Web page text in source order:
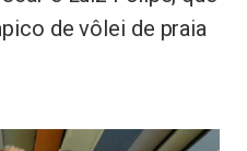
de vôlei de praia